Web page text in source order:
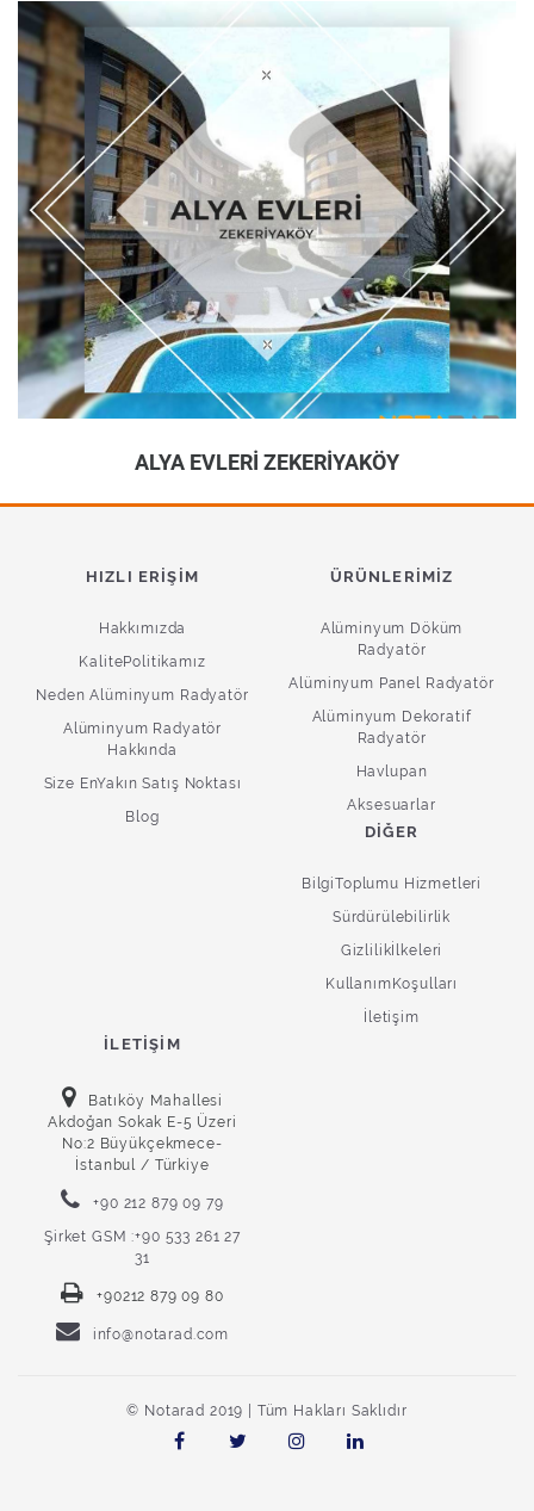
ALYA EVLERİ ZEKERİYAKÖY
HIZLI ERIŞIM
Hakkımızda
KalitePolitikamız
Neden Alüminyum Radyatör
Alüminyum Radyatör
Hakkında
Size EnYakın Satış Noktası
Blog
ÜRÜNLERIMIZ
Alüminyum Döküm
Radyatör
Alüminyum Panel Radyatör
Alüminyum Dekoratif
Radyatör
Havlupan
Aksesuarlar
DIĞER
BilgiToplumu Hizmetleri
Sürdürülebilirlik
Gizlilikİlkeleri
KullanımKoşulları
İletişim
İLETIŞIM
Batıköy Mahallesi
Akdoğan Sokak E-5 Üzeri
No:2 Büyükçekmece-
İstanbul / Türkiye
+90 212 879 09 79
Şirket GSM :+90 533 261 27
31
+90212 879 09 80
info@notarad.com
© Notarad 2019 | Tüm Hakları Saklıdır